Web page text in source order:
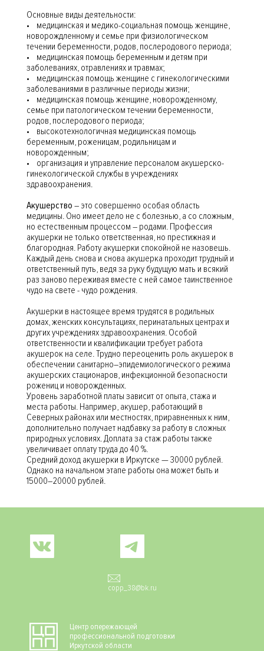
Основные виды деятельности:
• медицинская и медико-социальная помощь женщине,
новорождленному и семье при физиологическом
течении беременности, родов, послеродового периода;
• медицинская помощь беременным и детям при
заболеваниях, отравлениях и травмах;
• медицинская помощь женщине с гинекологическими
заболеваниями в различные периоды жизни;
• медицинская помощь женщине, новорожденному,
семье при патологическом течении беременности,
родов, послеродового периода;
• высокотехнологичная медицинская помощь
беременным, роженицам, родильницам и
новорожденным;
• организация и управление персоналом акушерско-
гинекологической службы в учреждениях
здравоохранения.
Акушерство – это совершенно особая область
медицины. Оно имеет дело не с болезнью, а со сложным,
но естественным процессом – родами. Профессия
акушерки не только ответственная, но престижная и
благородная. Работу акушерки спокойной не назовешь.
Каждый день снова и снова акушерка проходит трудный и
ответственный путь, ведя за руку будущую мать и всякий
раз заново переживая вместе с ней самое таинственное
чудо на свете - чудо рождения.
Акушерки в настоящее время трудятся в родильных
домах, женских консультациях, перинатальных центрах и
других учреждениях здравоохранения. Особой
ответственности и квалификации требует работа
акушерок на селе. Трудно переоценить роль акушерок в
обеспечении санитарно–эпидемиологического режима
акушерских стационаров, инфекционной безопасности
рожениц и новорожденных.
Уровень заработной платы зависит от опыта, стажа и
места работы. Например, акушер, работающий в
Северных районах или местностях, приравненных к ним,
дополнительно получает надбавку за работу в сложных
природных условиях. Доплата за стаж работы также
увеличивает оплату труда до 40 %.
Средний доход акушерки в Иркутске — 30000 рублей.
Однако на начальном этапе работы она может быть и
15000–20000 рублей.
Social
copp_38@bk.ru
Центр опережающей
профессиональной подготовки
Иркутской области